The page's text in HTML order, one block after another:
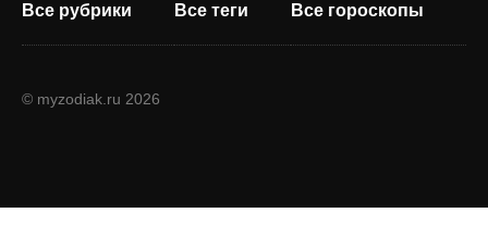
Все рубрики Все теги Все гороскопы
© myzodiak.ru 2026